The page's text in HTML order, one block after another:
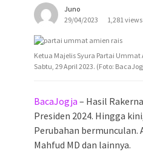
Juno
29/04/2023
1,281 views
Ketua Majelis Syura Partai
Sabtu, 29 April 2023. (Foto:
BacaJogja – Hasil
Presiden 2024. Hingga
Perubahan bermunculan.
Mahfud MD dan lainnya.